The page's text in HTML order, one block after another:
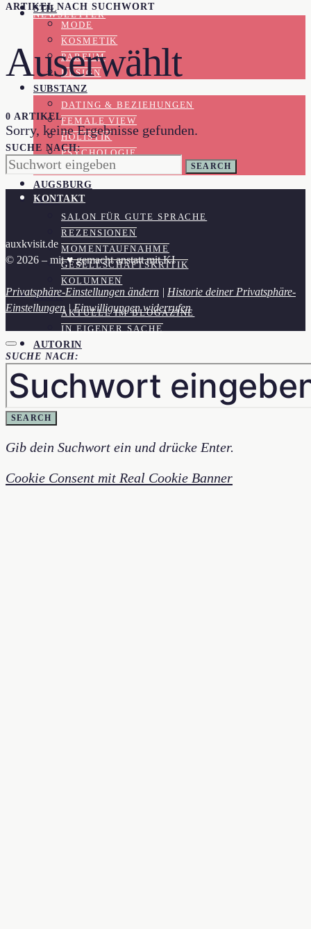
NEWSLETTER
STIL
MODE
KOSMETIK
PARFUM
DESIGN
SUBSTANZ
DATING & BEZIEHUNGEN
FEMALE VIEW
HOLISTIK
PSYCHOLOGIE
GESUNDHEIT
AUGSBURG
SFGS
SALON FÜR GUTE SPRACHE
REZENSIONEN
MOMENTAUFNAHME
GESELLSCHAFTSKRITIK
KOLUMNEN
BLOG
AKTUELL IM BLOGAZINE
IN EIGENER SACHE
AUTORIN
ARTIKEL NACH SUCHWORT
Auserwählt
0 ARTIKEL
Sorry, keine Ergebnisse gefunden.
SUCHE NACH:
SEARCH
KONTAKT
auxkvisit.de
© 2026 – mit ♥︎ gemacht anstatt mit KI
Privatsphäre-Einstellungen ändern | Historie deiner Privatsphäre-
Einstellungen |Einwilligungen widerrufen
SUCHE NACH:
SEARCH
Gib dein Suchwort ein und drücke Enter.
Cookie Consent mit Real Cookie Banner